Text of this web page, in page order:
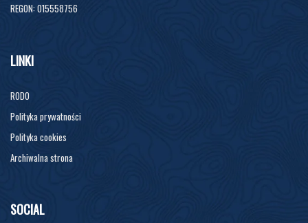
REGON: 015558756
LINKI
RODO
Polityka prywatności
Polityka cookies
Archiwalna strona
SOCIAL